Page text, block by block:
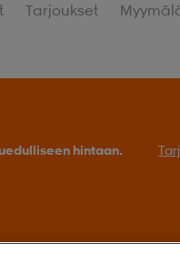
Tarjoukset
hintaan.